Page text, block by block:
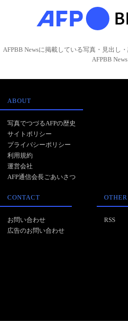
AFPBB Newsに掲載している写真・見出し
AFPBB News
ABOUT
写真でつづるAFPの歴史
サイトポリシー
プライバシーポリシー
利用規約
運営会社
AFP通信会長ごあいさつ
CONTACT
お問い合わせ
広告のお問い合わせ
OTHER
RSS